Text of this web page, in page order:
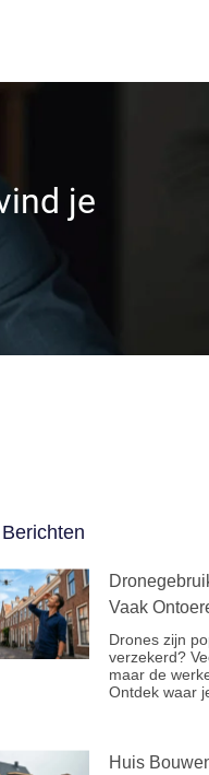
je
Vaak
Drones zijn
verzekerd?
maar de
Ontdek waar
Huis